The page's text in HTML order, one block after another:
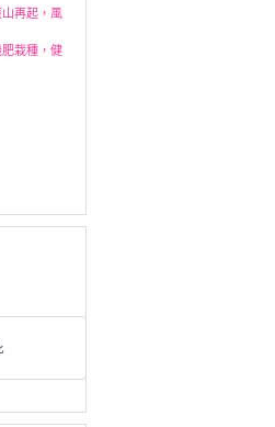
山再起，風
肥栽種，健